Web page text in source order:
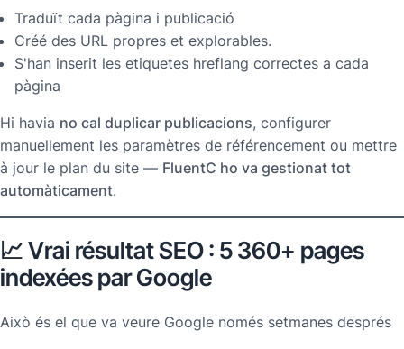
Traduït cada pàgina i publicació
Créé des URL propres et explorables.
S'han inserit les etiquetes hreflang correctes a cada
pàgina
Hi havia no cal duplicar publicacions, configurer
manuellement les paramètres de référencement ou mettre
à jour le plan du site — FluentC ho va gestionat tot
automàticament.
📈 Vrai résultat SEO : 5 360+ pages
indexées par Google
Això és el que va veure Google només setmanes després